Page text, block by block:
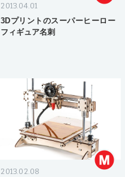
2013.04.01
3Dプリントのスーパーヒーロー
フィギュア名刺
2013.02.08